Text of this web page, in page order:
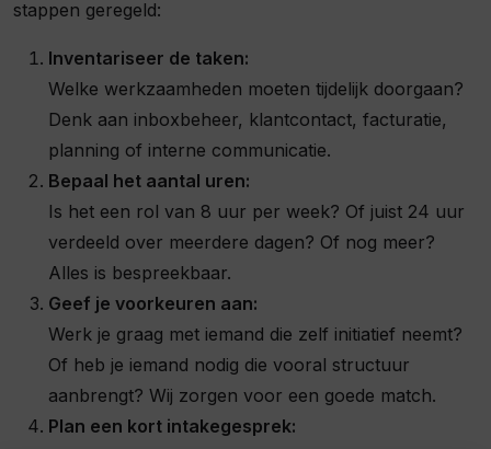
stappen geregeld:
Inventariseer de taken:
Welke werkzaamheden moeten tijdelijk doorgaan?
Denk aan inboxbeheer, klantcontact, facturatie,
planning of interne communicatie.
Bepaal het aantal uren:
Is het een rol van 8 uur per week? Of juist 24 uur
verdeeld over meerdere dagen? Of nog meer?
Alles is bespreekbaar.
Geef je voorkeuren aan:
Werk je graag met iemand die zelf initiatief neemt?
Of heb je iemand nodig die vooral structuur
aanbrengt? Wij zorgen voor een goede match.
Plan een kort intakegesprek: